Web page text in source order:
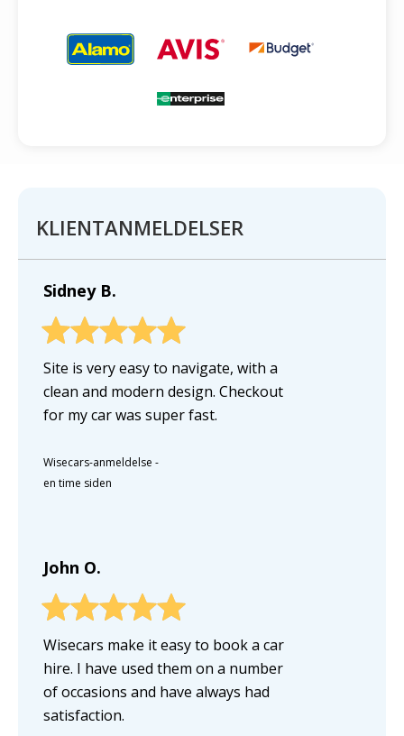
KLIENTANMELDELSER
Sidney B.
Site is very easy to navigate, with a
clean and modern design. Checkout
for my car was super fast.
Wisecars-anmeldelse -
en time siden
John O.
Wisecars make it easy to book a car
hire. I have used them on a number
of occasions and have always had
satisfaction.